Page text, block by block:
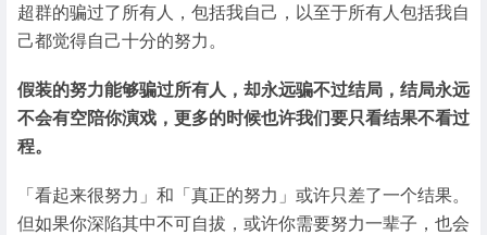
超群的骗过了所有人，包括我自己，以至于所有人包括我自
己都觉得自己十分的努力。
假装的努力能够骗过所有人，却永远骗不过结局，结局永远
不会有空陪你演戏，更多的时候也许我们要只看结果不看过
程。
「看起来很努力」和「真正的努力」或许只差了一个结果。
但如果你深陷其中不可自拔，或许你需要努力一辈子，也会